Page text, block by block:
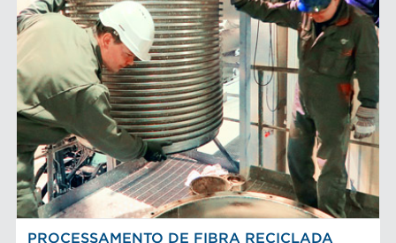
Cestos peneira
Discos e insertos do refinador
Elementos do filtro
Placas depuradoras
Rotores de depurador
MARCAS AFT
Depuradores Max
Refinação Finebar
Sistemas de aproximação POM
Tecnologia Aikawa
MERCADOS
Aproximação da máquina de papel
Cilindros e placas industriais
Depuração e separação de alimentos
Fibras químicas
Fibras recicladas
Pasta Mecanica
Refinação de fibras
Testes e laboratório
EQUIPAMENTO
Peneiras
Preparação do material
Sistema de aproximação
PROCESSAMENTO DE FIBRAS
PROCESSAMENTO DE FIBRA RECICLADA